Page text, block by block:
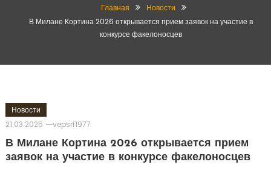
Главная
Новости
В Милане Кортина 2026 открывается прием заявок на участие в
конкурсе факелоносцев
Новости
21.03.2025
vepsrf1977
В Милане Кортина 2026 открывается прием
заявок на участие в конкурсе факелоносцев